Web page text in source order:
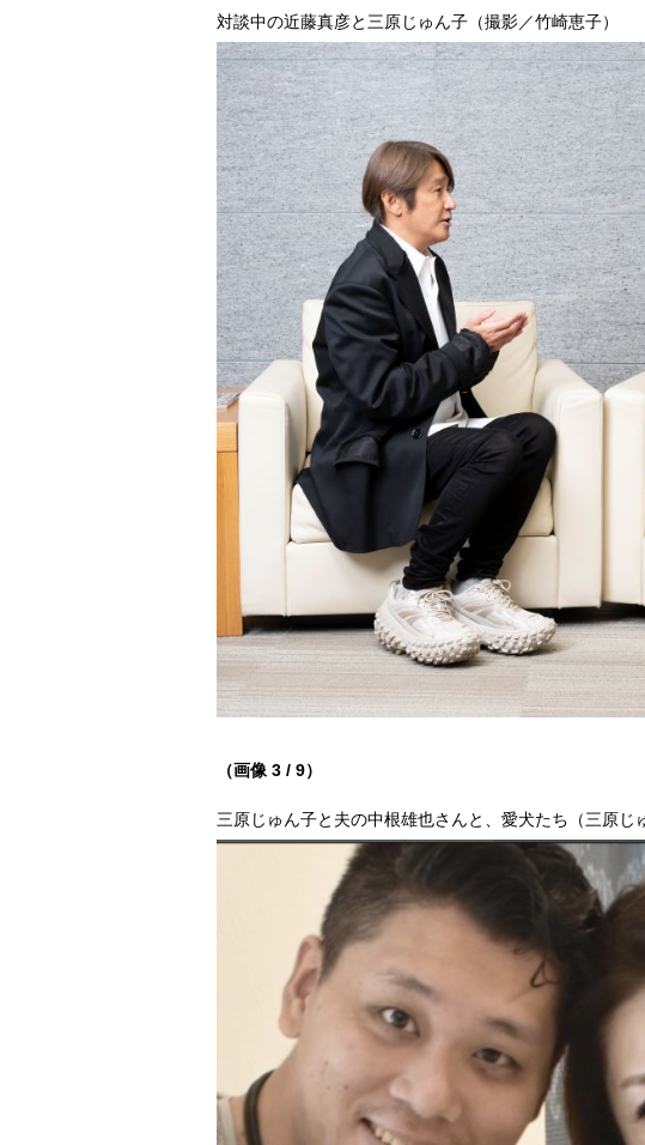
対談中の近藤真彦と三原じゅん子（撮影／竹崎恵子）
（画像 3 / 9）
三原じゅん子と夫の中根雄也さんと、愛犬たち（三原じ